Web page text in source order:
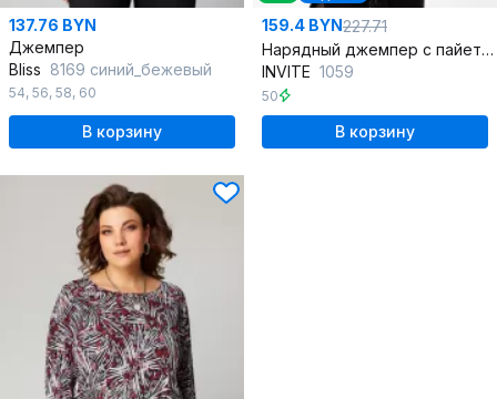
137.76 BYN
Джемпер
Bliss 8169 синий_бежевый
54, 56, 58, 60
В корзину
159.4 BYN227.71
Нарядный джемпер с пайетками и разрезами по бокам
INVITE 1059
50
В корзину